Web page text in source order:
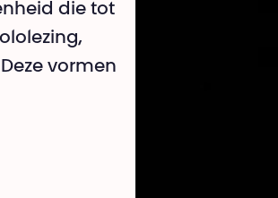
die tot
vormen